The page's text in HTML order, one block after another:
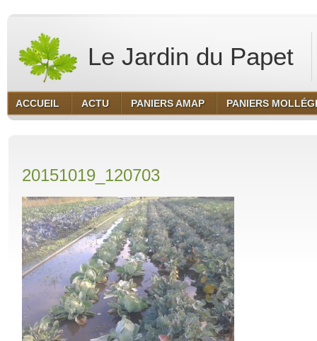
Le Jardin du Papet
ACCUEIL ACTU PANIERS AMAP PANIERS
20151019_120703